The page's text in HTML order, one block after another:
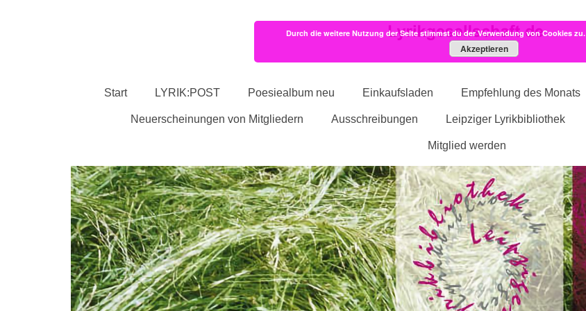
Start LYRIK:POST Poesiealbum neu Einkaufsladen Empfehlung des Monats
Neuerscheinungen von Mitgliedern Ausschreibungen Leipziger Lyrikbibliothek
Mitglied werden
Durch die weitere Nutzung der Seite stimmst du der Verwendung von Cookies zu.
Akzeptieren